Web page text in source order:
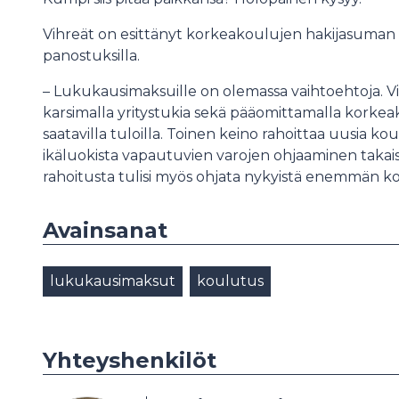
Vihreät on esittänyt korkeakoulujen hakijasuman
panostuksilla.
– Lukukausimaksuille on olemassa vaihtoehtoja.
karsimalla yritystukia sekä pääomittamalla
saatavilla tuloilla. Toinen keino rahoittaa uusia
ikäluokista vapautuvien varojen ohjaaminen
rahoitusta tulisi myös ohjata nykyistä enemmän
Avainsanat
lukukausimaksut koulutus
Yhteyshenkilöt